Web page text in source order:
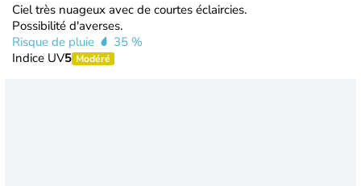
Ciel très nuageux avec de courtes éclaircies.
Possibilité d'averses.
Risque de pluie
35 %
Indice UV5 Modéré